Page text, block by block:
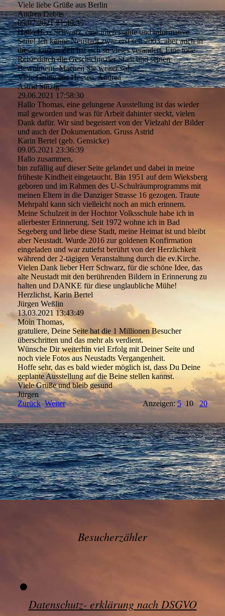
Viele liebe Grüße aus Berlin
Andrea Debus
05.07.2021 21:49:35
Hallo Herr Schwarz, eine interessante und informative
Seite! Ich kenne Neustadt zwar erst seit 2003, aber auch in
dieser kurzen Zeit hat sich so vieles verändert. Eine tolle
Reise durch die Geschichte der Stadt und seinen
Bewohnern. Machen Sie weiter so!
Viele Grüße aus Hessen, Andrea
Astrid Sinzig
29.06.2021 17:58:30
Hallo Thomas, eine gelungene Ausstellung ist das wieder
mal geworden und was für Arbeit dahinter steckt, vielen
Dank dafür. Wir sind begeistert von der Vielzahl der Bilder
und auch der Dokumentation. Gruss Astrid
Karin Bertel (geb. Gensicke)
09.05.2021 23:36:39
Hallo zusammen,
bin zufällig auf dieser Seite gelandet und dabei in meine
früheste Kindheit eingetaucht. Bin 1951 auf dem Wieksberg
geboren und im Rahmen des U-Schulräumprogramms mit
meinen Eltern in die Danziger Strasse 16 gezogen. Traute
Mehrpahl kann sich vielleicht noch an mich erinnern.
Meine Schulzeit in der Hochtor Volksschule habe ich in
allerbester Erinnerung. Seit 1972 wohne ich in Bad
Segeberg und liebe diese Stadt, meine Heimat ist und bleibt
aber Neustadt. Wurde 2016 zur goldenen Konfirmation
eingeladen und war zutiefst berührt von der Herzlichkeit
während der 2-tägigen Veranstaltung durch die ev.Kirche.
Vielen Dank lieber Herr Schwarz, für die schöne Idee, das
alte Neustadt mit den berührenden Bildern in Erinnerung zu
halten und DANKE für diese unglaubliche Mühe!
Herzlichst, Karin Bertel
Jürgen Weßlin
13.03.2021 13:43:49
Moin Thomas,
gratuliere, Deine Seite hat die 1 Millionen Besucher
überschritten und das mehr als verdient.
Wünsche Dir weiterhin viel Erfolg mit Deiner Seite und
noch viele Fotos aus Neustadts Vergangenheit.
Hoffe sehr, das es bald wieder möglich ist, dass Du Deine
geplante Ausstellung auf die Beine stellen kannst.
Viele Grüße und bleib gesund
Jürgen
Zurück Weiter Anzeigen:5 10 20
Besucherzähler
Datenschutz- erklärung nach DSGVO